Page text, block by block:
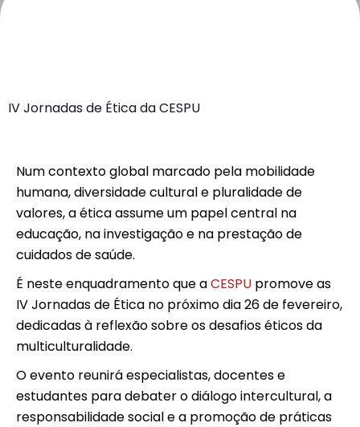
IV Jornadas de Ética da CESPU
Num contexto global marcado pela mobilidade
humana, diversidade cultural e pluralidade de
valores, a ética assume um papel central na
educação, na investigação e na prestação de
cuidados de saúde.
É neste enquadramento que aCESPU promove as
IV Jornadas de Ética no próximo dia 26 de fevereiro,
dedicadas à reflexão sobre os desafios éticos da
multiculturalidade.
O evento reunirá especialistas, docentes e
estudantes para debater o diálogo intercultural, a
responsabilidade social e a promoção de práticas